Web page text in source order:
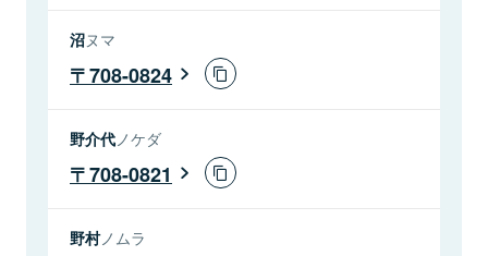
沼ヌマ
708-0824
野介代 ノケダ
708-0821
野村ノムラ